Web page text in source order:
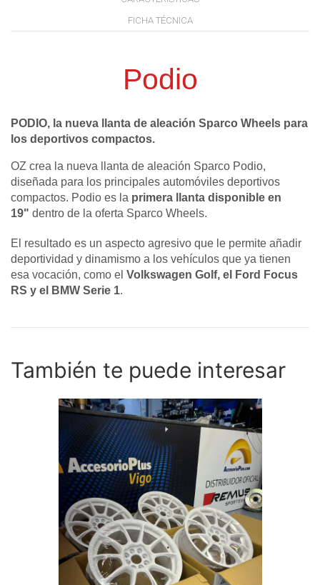
FICHA TÉCNICA
Podio
PODIO, la nueva llanta de aleación Sparco Wheels para
los deportivos compactos.
OZ crea la nueva llanta de aleación Sparco Podio,
diseñada para los principales automóviles deportivos
compactos. Podio es la primera llanta disponible en
19" dentro de la oferta Sparco Wheels.
El resultado es un aspecto agresivo que le permite añadir
deportividad y dinamismo a los vehículos que ya tienen
esa vocación, como el Volkswagen Golf, el Ford Focus
RS y el BMW Serie 1.
También te puede interesar